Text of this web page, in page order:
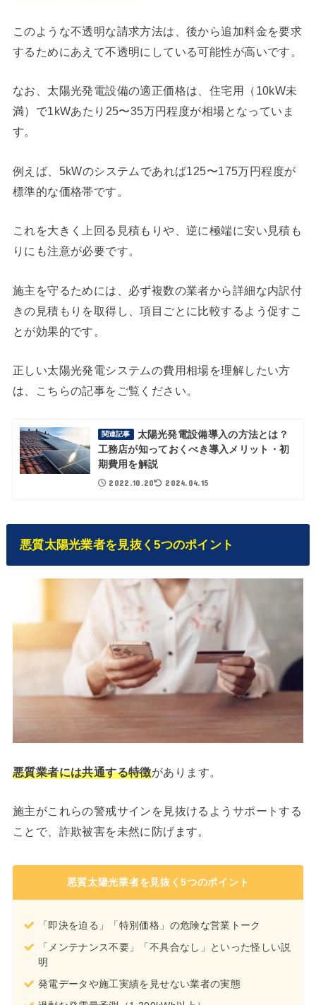
このような不透明な請求方法は、後から追加料金を要求
するためにあえて不透明にしている可能性が高いです。
なお、太陽光発電設備の適正価格は、住宅用（10kW未
満）で1kWあたり25〜35万円程度が相場となっていま
す。
例えば、5kWのシステムであれば125〜175万円程度が
標準的な価格帯です。
これを大きく上回る見積もりや、逆に極端に安い見積も
りにも注意が必要です。
施主を守るためには、必ず複数の業者から詳細な内訳付
きの見積もりを取得し、項目ごとに比較するよう促すこ
とが効果的です。
正しい太陽光発電システムの費用相場を理解したい方
は、こちらの記事をご覧ください。
関連記事
太陽光発電設備導入の方法とは？
工務店が知っておくべき導入メリット・初
期費用を解説
2022.10.20 2024.04.15
悪質太陽光業者を見抜く5つのポイント
悪質業者には共通する特徴があります。
施主がこれらの警戒サインを見抜けるようサポートする
ことで、詐欺被害を未然に防げます。
悪質太陽光業者を見抜く5つのポイント
「即決を迫る」「特別価格」の危険な営業トーク
「メンテナンス不要」「不具合なし」といった怪しい説
明
発電データや施工実績を見せない業者の実態